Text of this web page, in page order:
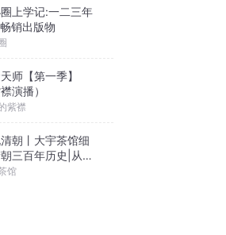
上学记:一二三年
销出版物
师【第一季】
襟演播）
紫襟
朝丨大宇茶馆细
三百年历史|从努
到末代皇帝溥仪|
馆